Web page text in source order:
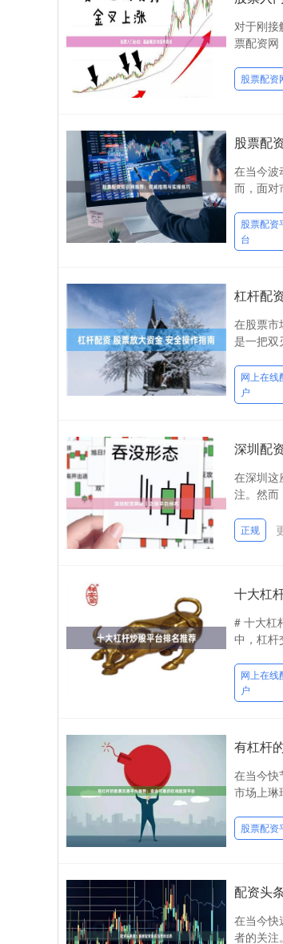
对于刚接
票配资
股票配资
股票配
在当今波
而，面对
股票配资
台
杠杆配
在股票市
是一把双
网上在线
户
深圳配
在深圳这
注。然而
正规
十大杠
# 十大杠
中，杠杆
网上在线
户
有杠杆
在当今快
市场上琳
股票配资
配资头
在当今快
者的关注